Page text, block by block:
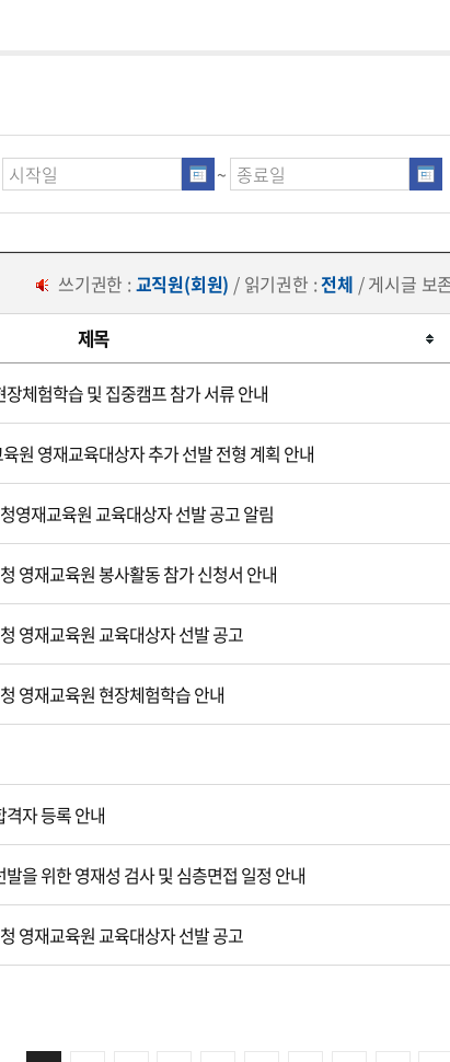
~
쓰기권한 :교직원(회원) / 읽기권한 :전체 / 게시글 보
제목
체험학습 및 집중캠프 참가 서류 안내
원 영재교육대상자 추가 선발 전형 계획 안내
영재교육원 교육대상자 선발 공고 알림
영재교육원 봉사활동 참가 신청서 안내
영재교육원 교육대상자 선발 공고
영재교육원 현장체험학습 안내
자 등록 안내
을 위한 영재성 검사 및 심층면접 일정 안내
영재교육원 교육대상자 선발 공고